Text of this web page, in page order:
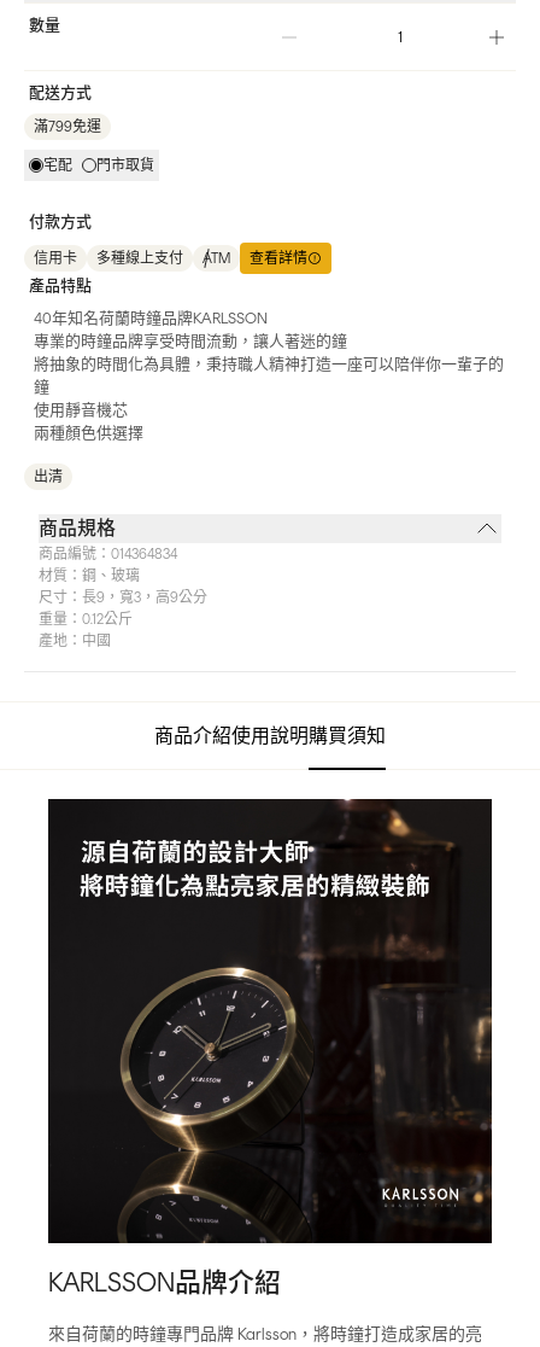
數量
配送方式
滿799免運
宅配 門市取貨
付款方式
信用卡 多種線上支付 ATM 查看詳情
產品特點
40年知名荷蘭時鐘品牌KARLSSON
專業的時鐘品牌享受時間流動，讓人著迷的鐘
將抽象的時間化為具體，秉持職人精神打造一座可以陪伴你一輩子的
鐘
使用靜音機芯
兩種顏色供選擇
出清
商品規格
商品編號： 014364834
材質： 鋼、玻璃
尺寸： 長9，寬3，高9公分
重量： 0.12公斤
產地： 中國
商品介紹使用說明購買須知
KARLSSON品牌介紹
來自荷蘭的時鐘專門品牌 Karlsson，將時鐘打造成家居的亮